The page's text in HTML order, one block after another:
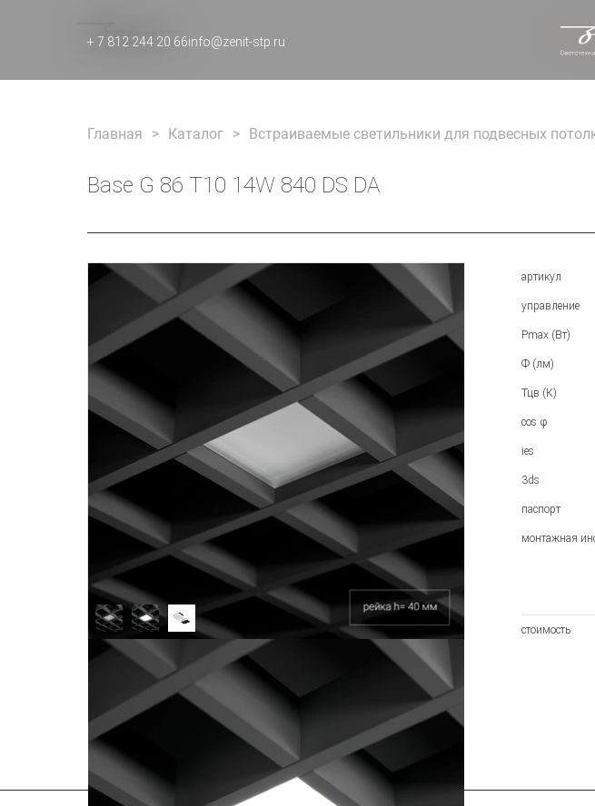
+ 7
+ 7 812 244 20 66info@zenit-stp.ru
Главная Каталог Встраиваемые светильники для подвесных
Base G 86 T10 14W 840 DS DA
артикул
управление
Pmax (Вт)
Ф (лм)
Тцв (К)
cos φ
ies
3ds
паспорт
монтажная
стоимость